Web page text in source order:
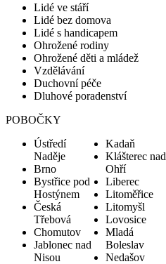
Lidé ve stáří
Lidé bez domova
Lidé s handicapem
Ohrožené rodiny
Ohrožené děti a mládež
Vzdělávání
Duchovní péče
Dluhové poradenství
POBOČKY
Ústředí
Naděje
Brno
Bystřice pod
Hostýnem
Česká
Třebová
Chomutov
Jablonec nad
Nisou
Kadaň
Klášterec nad
Ohří
Liberec
Litoměřice
Litomyšl
Lovosice
Mladá
Boleslav
Nedašov